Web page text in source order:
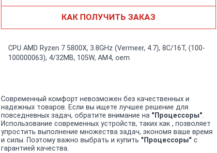
КАК ПОЛУЧИТЬ ЗАКАЗ
CPU AMD Ryzen 7 5800X, 3.8GHz (Vermeer, 4.7), 8C/16T, (100-
100000063), 4/32MB, 105W, AM4, oem
Современный комфорт невозможен без качественных и
надежных товаров. Если вы ищете лучшее решение для
повседневных задач, обратите внимание на "Процессоры".
Использование современных устройств, таких как , позволяет
упростить выполнение множества задач, экономя ваше время
и силы. Поэтому важно выбрать и купить "Процессоры" с
гарантией качества.